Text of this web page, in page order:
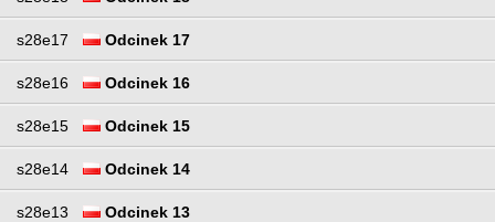
s28e17 Odcinek 17
s28e16 Odcinek 16
s28e15 Odcinek 15
s28e14 Odcinek 14
s28e13 Odcinek 13